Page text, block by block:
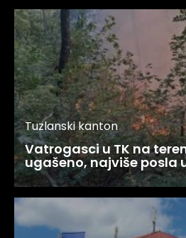
Tuzlanski kanton
Vatrogasci u TK na
ugašeno, najviše posla